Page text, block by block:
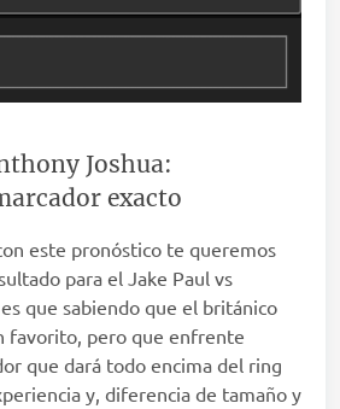
Joshua:
exacto
este pronóstico te queremos
para el Jake Paul vs
que sabiendo que el británico
favorito, pero que enfrente
que dará todo encima del ring
y, diferencia de tamaño y